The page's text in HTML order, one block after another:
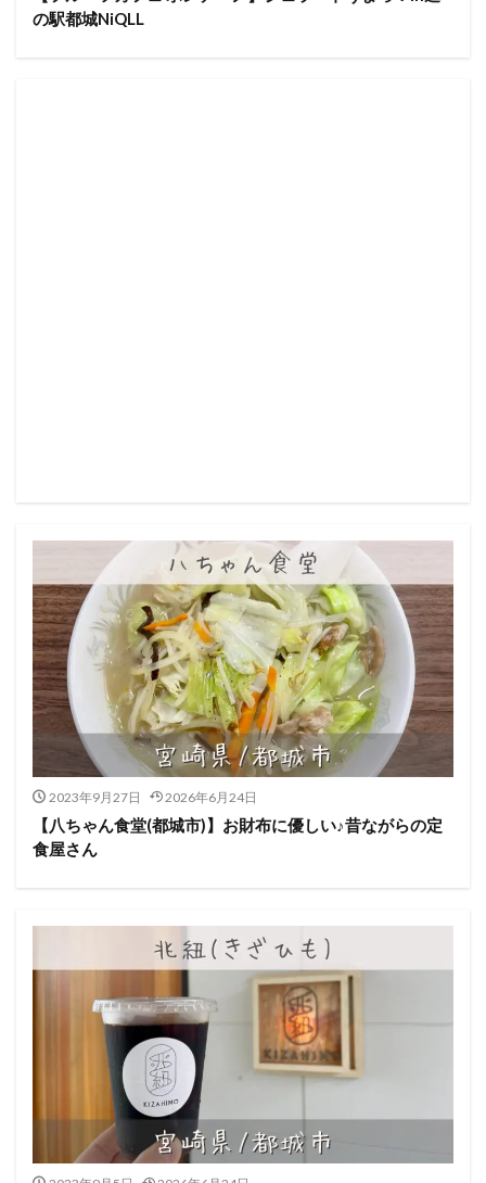
の駅都城NiQLL
2023年9月27日 2026年6月24日
【八ちゃん食堂(都城市)】お財布に優しい♪昔ながらの定
食屋さん